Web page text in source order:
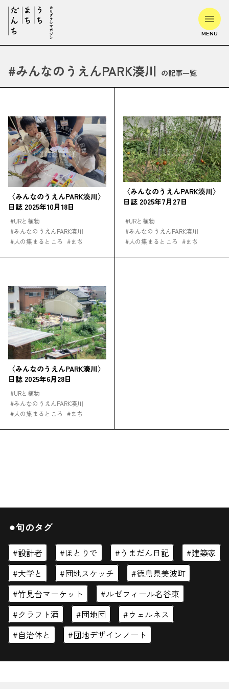
MENU
#みんなのうえんPARK湊川 の記事一覧
〈みんなのうえんPARK湊川〉
日誌 2025年10月18日
#URと植物
#みんなのうえんPARK湊川
#人の集まるところ #まち
〈みんなのうえんPARK湊川〉
日誌 2025年7月27日
#URと植物
#みんなのうえんPARK湊川
#人の集まるところ #まち
〈みんなのうえんPARK湊川〉
日誌 2025年6月28日
#URと植物
#みんなのうえんPARK湊川
#人の集まるところ #まち
⚫︎旬のタグ
設計者 ほとりで うまだん日記
建築家
大学と
団地スケッチ
徳島県美波町
竹見台マーケット
ルゼフィール名谷東
クラフト酒
団地団
ウェルネス
自治体と
団地デザインノート